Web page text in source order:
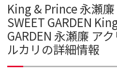
King & Prince 永瀬
SWEET GARDEN
GARDEN 永瀬廉 ア
ルカリの詳細情報